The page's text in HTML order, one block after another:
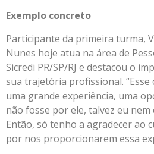
Exemplo concreto
Participante da primeira turma,
Nunes hoje atua na área de
Sicredi PR/SP/RJ e destacou o
sua trajetória profissional.
uma grande experiência, uma
não fosse por ele, talvez eu nem
Então, só tenho a agradecer ao
por nos proporcionarem essa